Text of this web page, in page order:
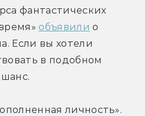
фантастических
объявили о
Если вы хотели
в подобном
личность».